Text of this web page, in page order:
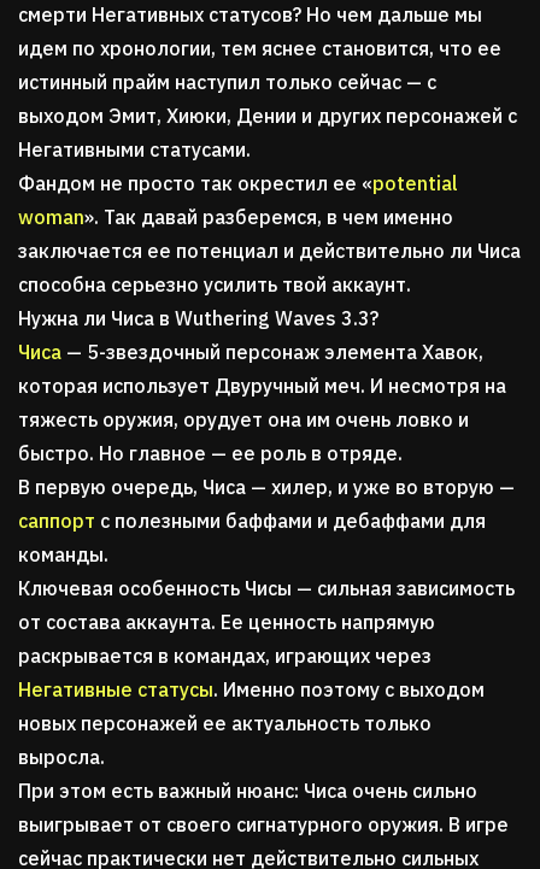
смерти Негативных статусов? Но чем дальше мы
идем по хронологии, тем яснее становится, что ее
истинный прайм наступил только сейчас — с
выходом Эмит, Хиюки, Дении и других персонажей с
Негативными статусами.
Фандом не просто так окрестил ее «potential
woman». Так давай разберемся, в чем именно
заключается ее потенциал и действительно ли Чиса
способна серьезно усилить твой аккаунт.
Нужна ли Чиса в Wuthering Waves 3.3?
Чиса — 5-звездочный персонаж элемента Хавок,
которая использует Двуручный меч. И несмотря на
тяжесть оружия, орудует она им очень ловко и
быстро. Но главное — ее роль в отряде.
В первую очередь, Чиса — хилер, и уже во вторую —
саппорт с полезными баффами и дебаффами для
команды.
Ключевая особенность Чисы — сильная зависимость
от состава аккаунта. Ее ценность напрямую
раскрывается в командах, играющих через
Негативные статусы. Именно поэтому с выходом
новых персонажей ее актуальность только
выросла.
При этом есть важный нюанс: Чиса очень сильно
выигрывает от своего сигнатурного оружия. В игре
сейчас практически нет действительно сильных